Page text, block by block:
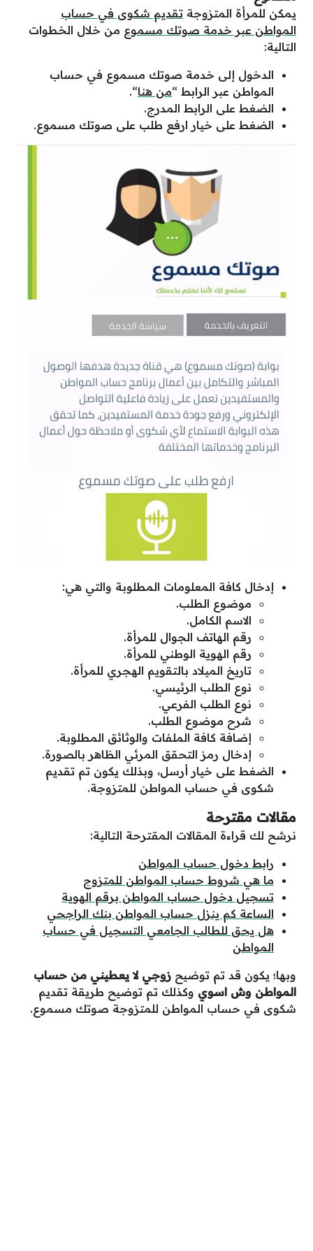
يمكن للمرأة المتزوجة تقديم شكوى في حساب
المواطن عبر خدمة صوتك مسموع من خلال الخطوات
التالية:
الدخول إلى خدمة صوتك مسموع في حساب
المواطن عبر الرابط “من هنا“.
الضغط على الرابط المدرج.
الضغط على خيار ارفع طلب على صوتك مسموع.
إدخال كافة المعلومات المطلوبة والتي هي:
موضوع الطلب.
الاسم الكامل.
رقم الهاتف الجوال للمرأة.
رقم الهوية الوطني للمرأة.
تاريخ الميلاد بالتقويم الهجري للمرأة.
نوع الطلب الرئيسي.
نوع الطلب الفرعي.
شرح موضوع الطلب.
إضافة كافة الملفات والوثائق المطلوبة.
إدخال رمز التحقق المرئي الظاهر بالصورة.
الضغط على خيار أرسل، وبذلك يكون تم تقديم
شكوى في حساب المواطن للمتزوجة.
مقالات مقترحة
نرشح لك قراءة المقالات المقترحة التالية:
رابط دخول حساب المواطن
ما هي شروط حساب المواطن للمتزوج
تسجيل دخول حساب المواطن برقم الهوية
الساعة كم ينزل حساب المواطن بنك الراجحي
هل يحق للطالب الجامعي التسجيل في حساب
المواطن
وبها؛ يكون قد تم توضيح زوجي لا يعطيني من حساب
المواطن وش اسوي وكذلك تم توضيح طريقة تقديم
شكوى في حساب المواطن للمتزوجة صوتك مسموع.